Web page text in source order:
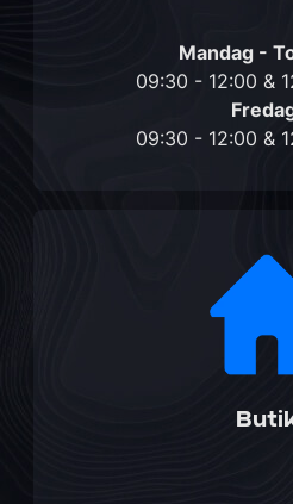
Mandag -
09:30 - 12:00 &
09:30 - 12:00 &